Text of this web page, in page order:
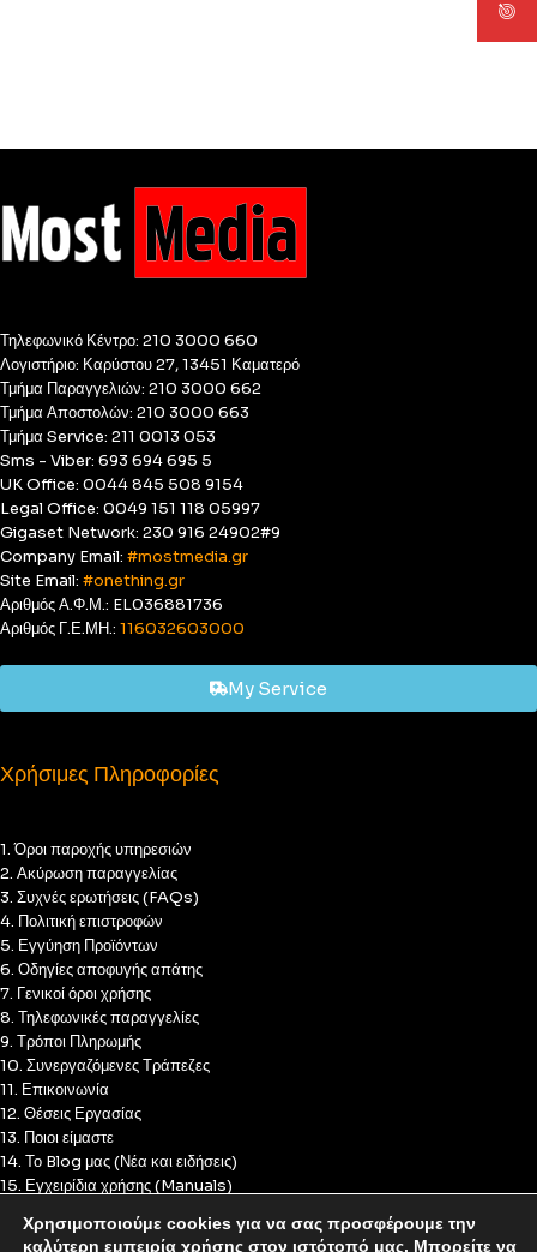
Τηλεφωνικό Κέντρο: 210 3000 660
Λογιστήριο: Καρύστου 27, 13451 Καματερό
Τμήμα Παραγγελιών: 210 3000 662
Τμήμα Αποστολών: 210 3000 663
Τμήμα Service: 211 0013 053
Sms - Viber: 693 694 695 5
UK Office: 0044 845 508 9154
Legal Office: 0049 151 118 05997
Gigaset Network: 230 916 24902#9
Company Email: #mostmedia.gr
Site Email: #onething.gr
Αριθμός Α.Φ.Μ.: EL036881736
Αριθμός Γ.Ε.ΜΗ.: 116032603000
My Service
Χρήσιμες Πληροφορίες
1. Όροι παροχής υπηρεσιών
2. Ακύρωση παραγγελίας
3. Συχνές ερωτήσεις (FAQs)
4. Πολιτική επιστροφών
5. Εγγύηση Προϊόντων
6. Οδηγίες αποφυγής απάτης
7. Γενικοί όροι χρήσης
8. Τηλεφωνικές παραγγελίες
9. Τρόποι Πληρωμής
10. Συνεργαζόμενες Τράπεζες
11. Επικοινωνία
12. Θέσεις Εργασίας
13. Ποιοι είμαστε
14. Το Blog μας (Νέα και ειδήσεις)
15. Εγχειρίδια χρήσης (Manuals)
17. Πολιτική Cookies
Χρησιμοποιούμε cookies για να σας προσφέρουμε την
καλύτερη εμπειρία χρήσης στον ιστότοπό μας. Μπορείτε να